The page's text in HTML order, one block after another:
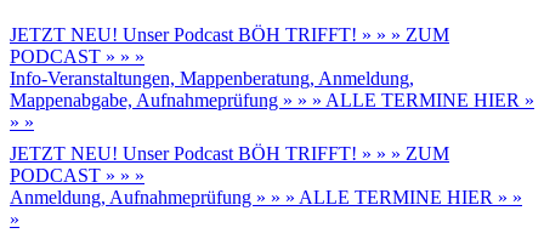
JETZT NEU! Unser Podcast BÖH TRIFFT! » » » ZUM
PODCAST » » »
Info-Veranstaltungen, Mappenberatung, Anmeldung,
Mappenabgabe, Aufnahmeprüfung » » » ALLE TERMINE HIER »
» »
JETZT NEU! Unser Podcast BÖH TRIFFT! » » » ZUM
PODCAST » » »
Anmeldung, Aufnahmeprüfung » » » ALLE TERMINE HIER » »
»